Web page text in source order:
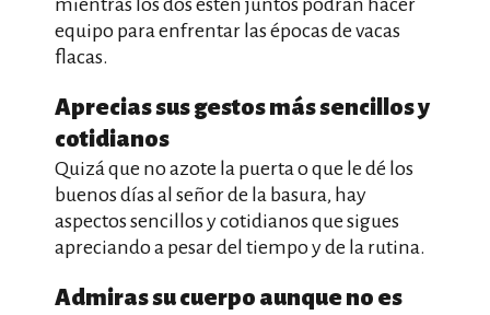
mientras los dos estén juntos podrán hacer
equipo para enfrentar las épocas de vacas
flacas.
Aprecias sus gestos más sencillos y
cotidianos
Quizá que no azote la puerta o que le dé los
buenos días al señor de la basura, hay
aspectos sencillos y cotidianos que sigues
apreciando a pesar del tiempo y de la rutina.
Admiras su cuerpo aunque no es